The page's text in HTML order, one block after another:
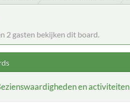
2 gasten bekijken dit board.
en activiteiten